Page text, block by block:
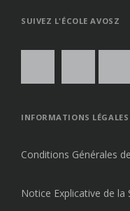
SUIVEZ L'ÉCOLE AVOSZ
INFORMATIONS LÉGALES
Conditions Générales
Notice Explicative de la